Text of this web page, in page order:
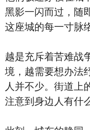
黑影一闪而过，随
这座城的每一寸脉
越是充斥着苦难战
境，越需要想办法
人并不少。街道上
注意到身边人有什